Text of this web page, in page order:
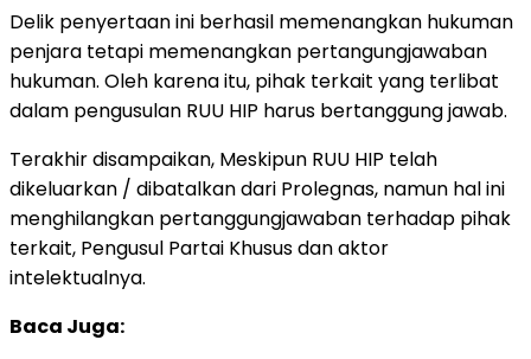
Delik penyertaan ini berhasil memenangkan hukuman
penjara tetapi memenangkan pertangungjawaban
hukuman. Oleh karena itu, pihak terkait yang terlibat
dalam pengusulan RUU HIP harus bertanggung jawab.
Terakhir disampaikan, Meskipun RUU HIP telah
dikeluarkan / dibatalkan dari Prolegnas, namun hal ini
menghilangkan pertanggungjawaban terhadap pihak
terkait, Pengusul Partai Khusus dan aktor
intelektualnya.
Baca Juga: